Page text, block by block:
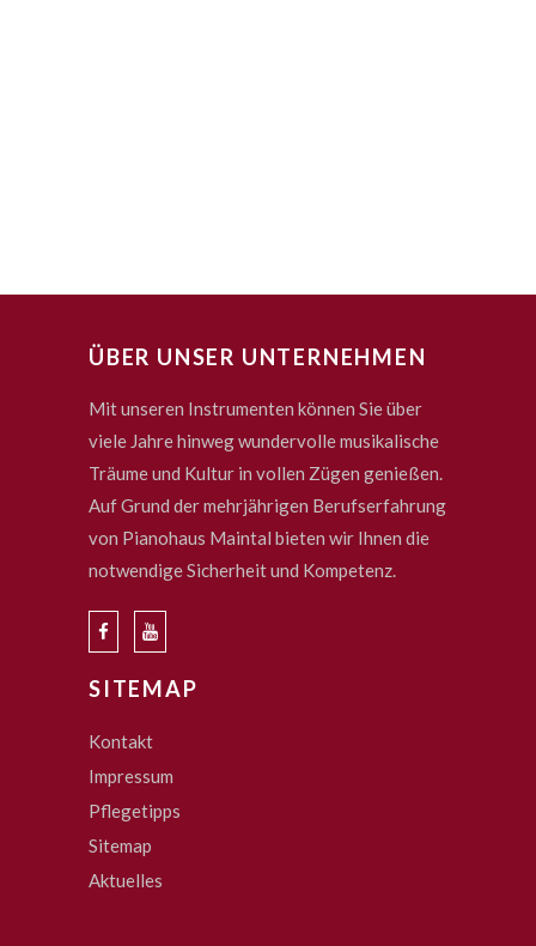
ÜBER UNSER UNTERNEHMEN
Mit unseren Instrumenten können Sie über
viele Jahre hinweg wundervolle musikalische
Träume und Kultur in vollen Zügen genießen.
Auf Grund der mehrjährigen Berufserfahrung
von Pianohaus Maintal bieten wir Ihnen die
notwendige Sicherheit und Kompetenz.
SITEMAP
Kontakt
Impressum
Pflegetipps
Sitemap
Aktuelles